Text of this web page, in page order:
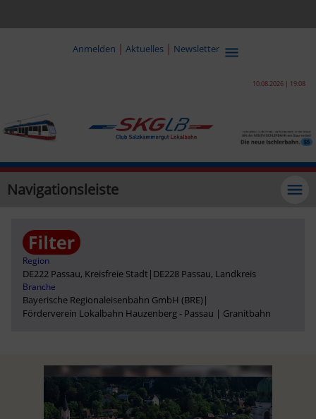
Anmelden | Aktuelles | Newsletter
10.08.2026 | 19:08
Navigationsleiste
Region
DE222 Passau, Kreisfreie Stadt | DE228 Passau, Landkreis
Branche
Bayerische Regionaleisenbahn GmbH (BRE) |
Förderverein Lokalbahn Hauzenberg - Passau | Granitbahn